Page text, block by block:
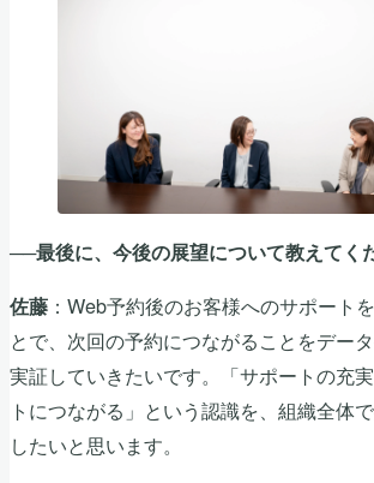
──最後に、今後の展望について教えてく
佐藤 ：Web予約後のお客様へのサポート
とで、次回の予約につながることをデー
実証していきたいです。「サポートの充
トにつながる」という認識を、組織全体
したいと思います。